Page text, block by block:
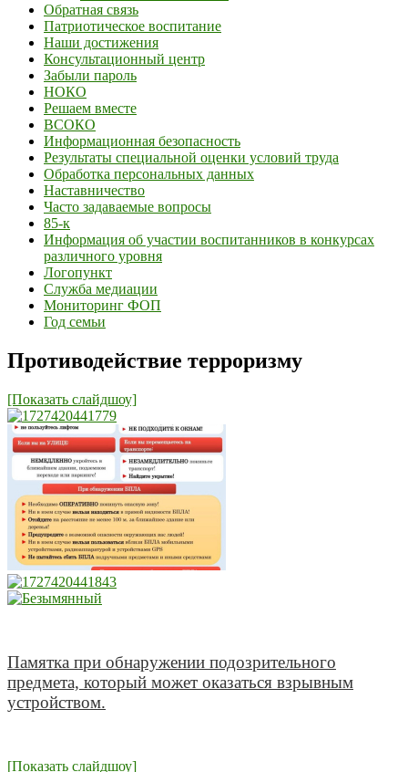
Обратная связь
Патриотическое воспитание
Наши достижения
Консультационный центр
Забыли пароль
НОКО
Решаем вместе
ВСОКО
Информационная безопасность
Результаты специальной оценки условий труда
Обработка персональных данных
Наставничество
Часто задаваемые вопросы
85-к
Информация об участии воспитанников в конкурсах
различного уровня
Логопункт
Служба медиации
Мониторинг ФОП
Год семьи
Противодействие терроризму
[Показать слайдшоу]
Памятка при обнаружении подозрительного
предмета, который может оказаться взрывным
устройством.
[Показать слайдшоу]